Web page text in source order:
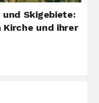
Skigebiete:
Kirche und ihrer